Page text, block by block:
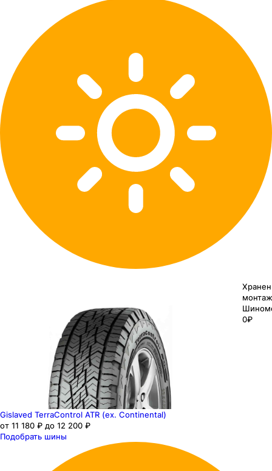
0₽
Gislaved TerraControl ATR (ex. Continental)
от 11 180 ₽ до 12 200 ₽
Подобрать шины